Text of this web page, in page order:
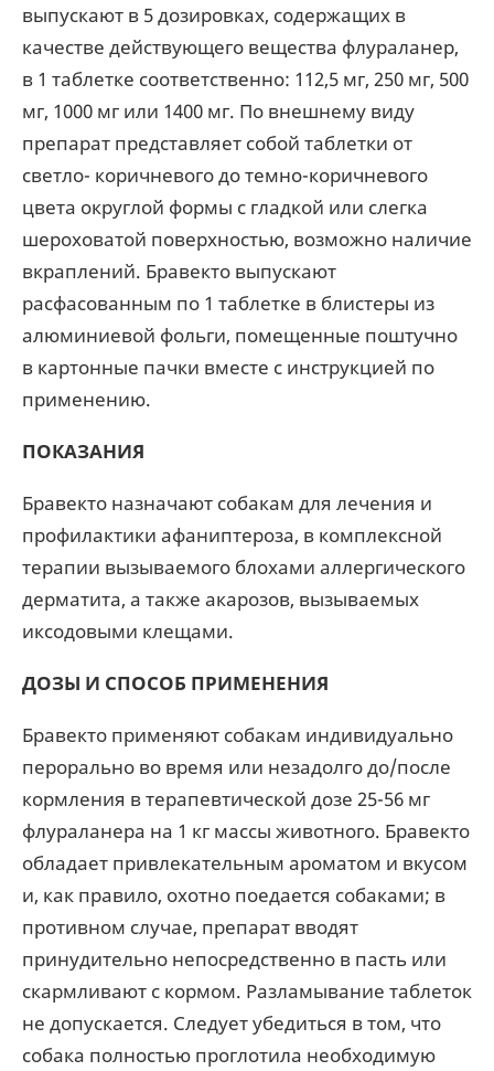
выпускают в 5 дозировках, содержащих в
качестве действующего вещества флураланер,
в 1 таблетке соответственно: 112,5 мг, 250 мг, 500
мг, 1000 мг или 1400 мг. По внешнему виду
препарат представляет собой таблетки от
светло- коричневого до темно-коричневого
цвета округлой формы с гладкой или слегка
шероховатой поверхностью, возможно наличие
вкраплений. Бравекто выпускают
расфасованным по 1 таблетке в блистеры из
алюминиевой фольги, помещенные поштучно
в картонные пачки вместе с инструкцией по
применению.
ПОКАЗАНИЯ
Бравекто назначают собакам для лечения и
профилактики афаниптероза, в комплексной
терапии вызываемого блохами аллергического
дерматита, а также акарозов, вызываемых
иксодовыми клещами.
ДОЗЫ И СПОСОБ ПРИМЕНЕНИЯ
Бравекто применяют собакам индивидуально
перорально во время или незадолго до/после
кормления в терапевтической дозе 25-56 мг
флураланера на 1 кг массы животного. Бравекто
обладает привлекательным ароматом и вкусом
и, как правило, охотно поедается собаками; в
противном случае, препарат вводят
принудительно непосредственно в пасть или
скармливают с кормом. Разламывание таблеток
не допускается. Следует убедиться в том, что
собака полностью проглотила необходимую